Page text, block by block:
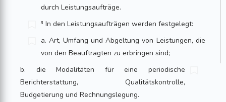
durch Leistungsaufträge.
³ In den Leistungsaufträgen werden festgelegt:
a. Art, Umfang und Abgeltung von Leistungen, die
von den Beauftragten zu er­bringen sind;
b. die Modalitäten für eine periodische
Berichterstattung, Qualitätskontrolle,
Budgetierung und Rechnungslegung.